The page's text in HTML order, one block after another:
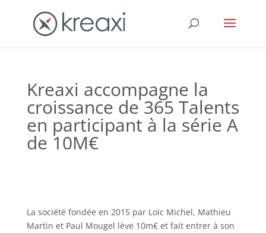
Kreaxi accompagne la
croissance de 365 Talents
en participant à la série A
de 10M€
La société fondée en 2015 par Loïc Michel, Mathieu
Martin et Paul Mougel lève 10m€ et fait entrer à son